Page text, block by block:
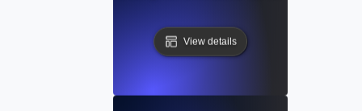
View details